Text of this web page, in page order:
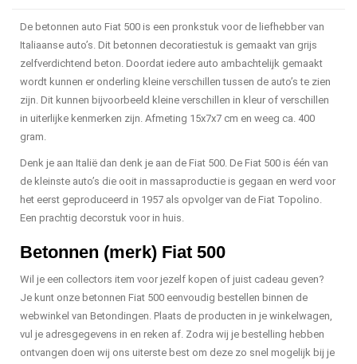
De betonnen auto Fiat 500 is een pronkstuk voor de liefhebber van
Italiaanse auto’s. Dit betonnen decoratiestuk is gemaakt van grijs
zelfverdichtend beton. Doordat iedere auto ambachtelijk gemaakt
wordt kunnen er onderling kleine verschillen tussen de auto’s te zien
zijn. Dit kunnen bijvoorbeeld kleine verschillen in kleur of verschillen
in uiterlijke kenmerken zijn. Afmeting 15x7x7 cm en weeg ca. 400
gram.
Denk je aan Italië dan denk je aan de Fiat 500. De Fiat 500 is één van
de kleinste auto’s die ooit in massaproductie is gegaan en werd voor
het eerst geproduceerd in 1957 als opvolger van de Fiat Topolino.
Een prachtig decorstuk voor in huis.
Betonnen (merk) Fiat 500
Wil je een collectors item voor jezelf kopen of juist cadeau geven?
Je kunt onze betonnen Fiat 500 eenvoudig bestellen binnen de
webwinkel van Betondingen. Plaats de producten in je winkelwagen,
vul je adresgegevens in en reken af. Zodra wij je bestelling hebben
ontvangen doen wij ons uiterste best om deze zo snel mogelijk bij je